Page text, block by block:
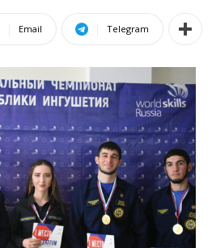
Email Telegram